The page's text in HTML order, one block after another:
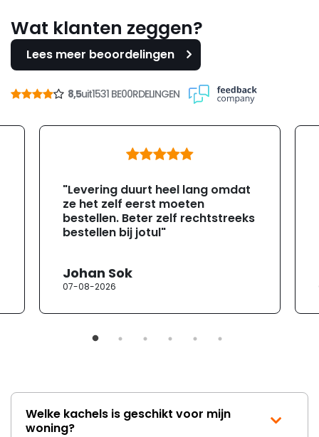
Wat klanten zeggen?
Lees meer beoordelingen
8,5uit1531 BE00RDELINGEN
"Levering duurt heel lang omdat
ze het zelf eerst moeten
bestellen. Beter zelf rechtstreeks
bestellen bij jotul"
Johan Sok
07-08-2026
Welke kachels is geschikt voor mijn
woning?